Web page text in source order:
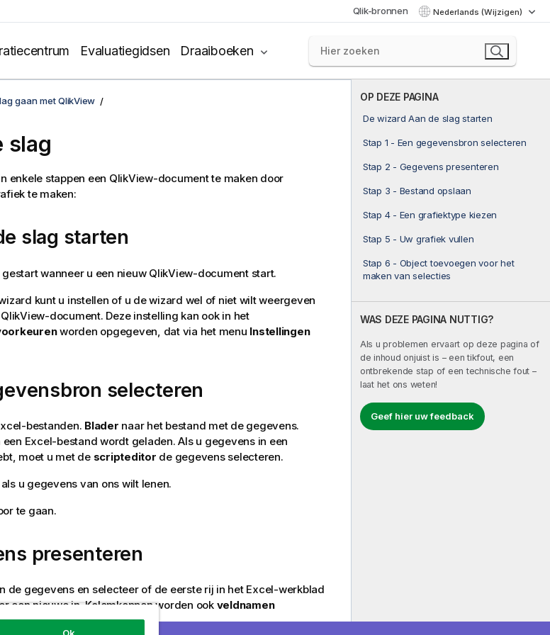
Qlik-bronnen Nederlands (Wijzigen)
Evaluatiegidsen Draaiboeken
OP DEZE PAGINA
De wizard Aan de slag starten
Stap 1 - Een gegevensbron selecteren
Stap 2 - Gegevens presenteren
Stap 3 - Bestand opslaan
Stap 4 - Een grafiektype kiezen
Stap 5 - Uw grafiek vullen
Stap 6 - Object toevoegen voor het
maken van selecties
WAS DEZE PAGINA NUTTIG?
Als u problemen ervaart op deze pagina of
de inhoud onjuist is – een tikfout, een
ontbrekende stap of een technische fout –
laat het ons weten!
Geef hier uw feedback
gaan met QlikView
slag
enkele stappen een QlikView-document te maken door
te maken:
slag starten
wanneer u een nieuw QlikView-document start.
kunt u instellen of u de wizard wel of niet wilt weergeven
document. Deze instelling kan ook in het
worden opgegeven, dat via het menu Instellingen
selecteren
bestanden. Blader naar het bestand met de gegevens.
Excel-bestand wordt geladen. Als u gegevens in een
moet u met de scripteditor de gegevens selecteren.
u gegevens van ons wilt lenen.
te gaan.
presenteren
de gegevens en selecteer of de eerste rij in het Excel-werkblad
een nieuwe in. Kolomkoppen worden ook veldnamen